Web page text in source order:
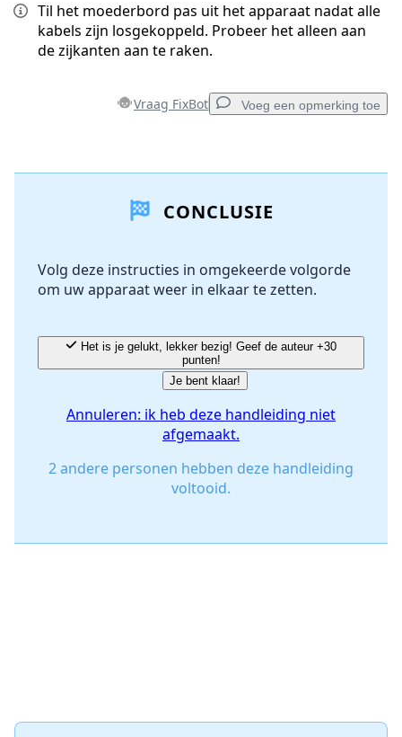
Til het moederbord pas uit het apparaat nadat alle
kabels zijn losgekoppeld. Probeer het alleen aan
de zijkanten aan te raken.
Vraag FixBot Voeg een opmerking toe
Voeg opmerking toe
Annuleren Plaats opmerking
CONCLUSIE
Volg deze instructies in omgekeerde volgorde
om uw apparaat weer in elkaar te zetten.
punten!
Je bent klaar!
Annuleren: ik heb deze handleiding niet
afgemaakt.
2 andere personen hebben deze handleiding
voltooid.